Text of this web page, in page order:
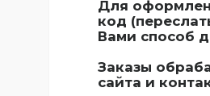
Для
код
Вами способ
Заказы
сайта и